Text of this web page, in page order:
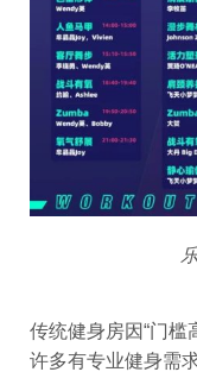
传统健身房因“门槛
许多有专业健身需